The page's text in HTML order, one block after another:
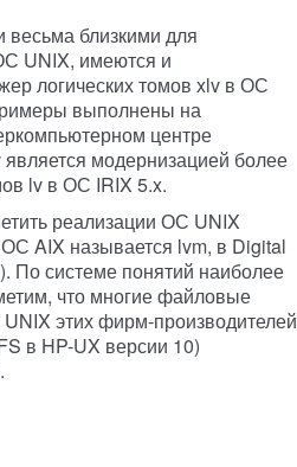
близкими для
UNIX, имеются и
логических томов xlv в ОС
выполнены на
центре
модернизацией более
lv в ОС IRIX 5.x.
реализации ОС UNIX
AIX называется lvm, в Digital
По системе понятий наиболее
что многие файловые
этих фирм-производителей
в HP-UX версии 10)